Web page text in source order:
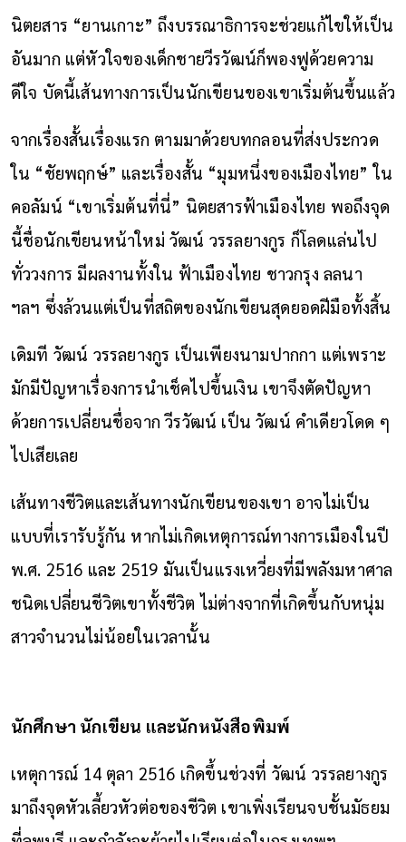
นิตยสาร “ยานเกาะ” ถึงบรรณาธิการจะช่วยแก้ไขให้เป็น
อันมาก แต่หัวใจของเด็กชายวีรวัฒน์ก็พองฟูด้วยความ
ดีใจ บัดนี้เส้นทางการเป็นนักเขียนของเขาเริ่มต้นขึ้นแล้ว
จากเรื่องสั้นเรื่องแรก ตามมาด้วยบทกลอนที่ส่งประกวด
ใน “ชัยพฤกษ์” และเรื่องสั้น “มุมหนึ่งของเมืองไทย” ใน
คอลัมน์ “เขาเริ่มต้นที่นี่” นิตยสารฟ้าเมืองไทย พอถึงจุด
นี้ชื่อนักเขียนหน้าใหม่ วัฒน์ วรรลยางกูร ก็โลดแล่นไป
ทั่ววงการ มีผลงานทั้งใน ฟ้าเมืองไทย ชาวกรุง ลลนา
ฯลฯ ซึ่งล้วนแต่เป็นที่สถิตของนักเขียนสุดยอดฝีมือทั้งสิ้น
เดิมที วัฒน์ วรรลยางกูร เป็นเพียงนามปากกา แต่เพราะ
มักมีปัญหาเรื่องการนำเช็คไปขึ้นเงิน เขาจึงตัดปัญหา
ด้วยการเปลี่ยนชื่อจาก วีรวัฒน์ เป็น วัฒน์ คำเดียวโดด ๆ
ไปเสียเลย
เส้นทางชีวิตและเส้นทางนักเขียนของเขา อาจไม่เป็น
แบบที่เรารับรู้กัน หากไม่เกิดเหตุการณ์ทางการเมืองในปี
พ.ศ. 2516 และ 2519 มันเป็นแรงเหวี่ยงที่มีพลังมหาศาล
ชนิดเปลี่ยนชีวิตเขาทั้งชีวิต ไม่ต่างจากที่เกิดขึ้นกับหนุ่ม
สาวจำนวนไม่น้อยในเวลานั้น
นักศึกษา นักเขียน และนักหนังสือพิมพ์
เหตุการณ์ 14 ตุลา 2516 เกิดขึ้นช่วงที่ วัฒน์ วรรลยางกูร
มาถึงจุดหัวเลี้ยวหัวต่อของชีวิต เขาเพิ่งเรียนจบชั้นมัธยม